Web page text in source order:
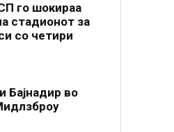
го шокираа
стадионот за
со четири
Бајнадир во